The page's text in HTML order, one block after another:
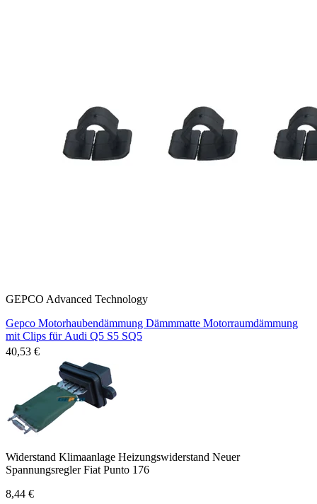
GEPCO Advanced Technology
Gepco Motorhaubendämmung Dämmmatte Motorraumdämmung
mit Clips für Audi Q5 S5 SQ5
40,53 €
Widerstand Klimaanlage Heizungswiderstand Neuer
Spannungsregler Fiat Punto 176
8,44 €